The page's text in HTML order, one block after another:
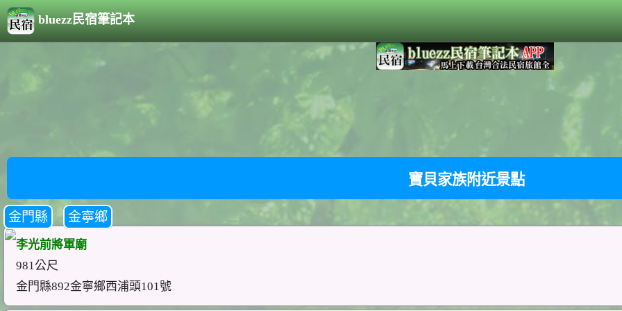
bluezz民宿筆記本
寶貝家族附近景點
金門縣 金寧鄉
李光前將軍廟
981公尺
金門縣892金寧鄉西浦頭101號